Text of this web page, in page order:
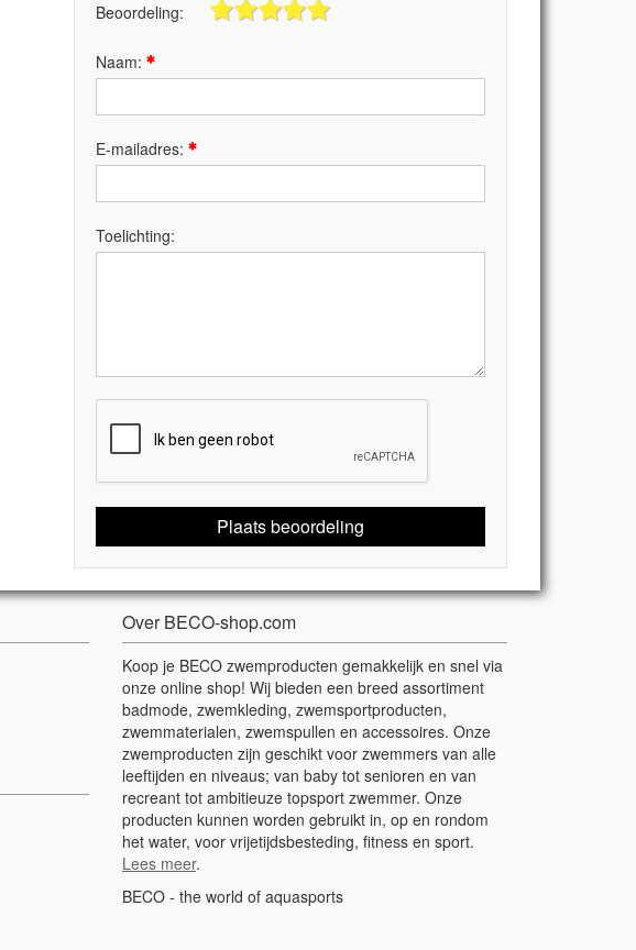
Beoordeling:
Naam:
E-mailadres:
Toelichting:
Plaats beoordeling
Over BECO-shop.com
Koop je BECO zwemproducten gemakkelijk en snel via
onze online shop! Wij bieden een breed assortiment
badmode, zwemkleding, zwemsportproducten,
zwemmaterialen, zwemspullen en accessoires. Onze
zwemproducten zijn geschikt voor zwemmers van alle
leeftijden en niveaus; van baby tot senioren en van
recreant tot ambitieuze topsport zwemmer. Onze
producten kunnen worden gebruikt in, op en rondom
het water, voor vrijetijdsbesteding, fitness en sport.
Lees meer.
BECO - the world of aquasports